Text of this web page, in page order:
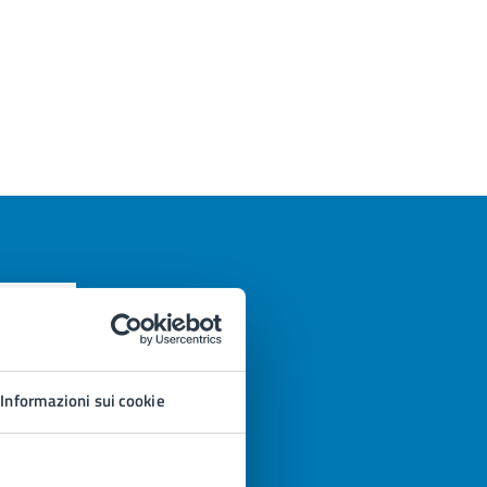
Informazioni sui cookie